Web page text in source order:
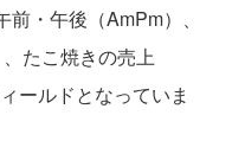
・午後（AmPm）、
たこ焼きの売上
ールドとなっていま